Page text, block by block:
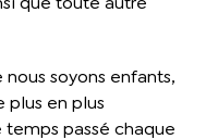
soyons enfants,
plus en plus
passé chaque